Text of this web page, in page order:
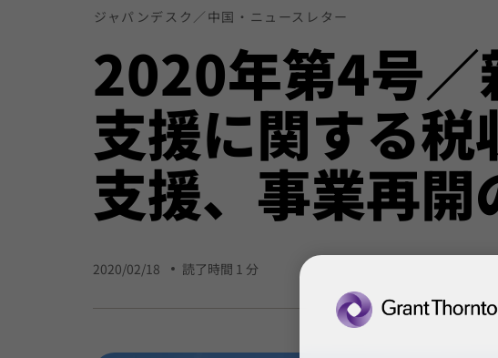
2020年第4号／
支援に関する税
支援、 事業再開
ジャパンデスク／ 中国・ ニュース レター
2020/02/18 読了時間 1 分